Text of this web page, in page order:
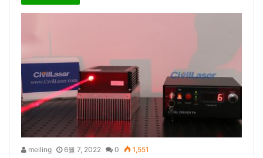
meiling 6월 7, 2022 0 1,551